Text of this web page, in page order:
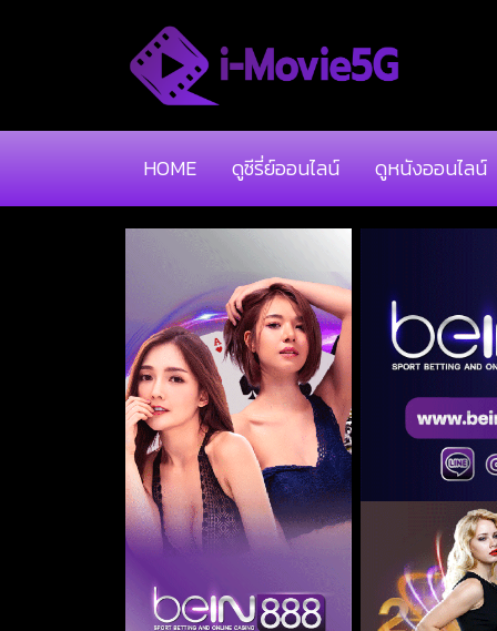
HOME ดูซีรี่ย์ออนไลน์ ดูหนังออนไลน์